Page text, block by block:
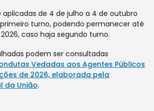
aplicadas de 4 de julho a 4 de outubro
turno, podendo permanecer até
caso haja segundo turno.
podem ser consultadas
Vedadas aos Agentes Públicos
de 2026, elaborada pela
da União.